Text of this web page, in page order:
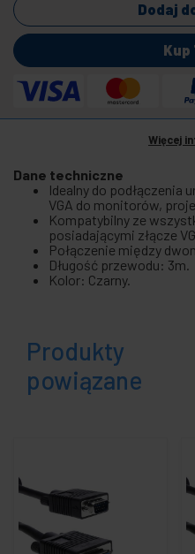
Dodaj
Kup
Więcej
Dane techniczne
Idealny do podłączenia
VGA do monitorów,
Kompatybilny ze
posiadającymi złącze
Połączenie między
Długość przewodu: 3m.
Kolor: Czarny.
Produkty
powiązane